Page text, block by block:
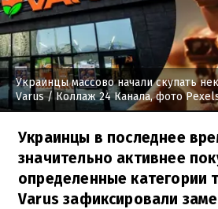
Украинцы массово начали скупать
Varus/ Коллаж 24 Канала, фото
Украинцы в последнее
значительно активнее
определенные категории
Varus зафиксировали